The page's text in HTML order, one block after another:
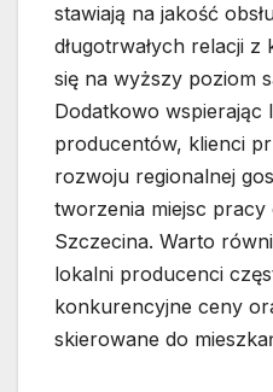
stawiają na jakość
długotrwałych relacji z
się na wyższy poziom
Dodatkowo wspierając
producentów, klienci
rozwoju regionalnej
tworzenia miejsc pracy
Szczecina. Warto
lokalni producenci
konkurencyjne ceny
skierowane do